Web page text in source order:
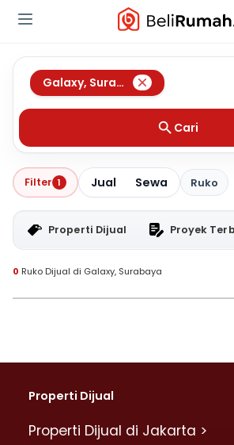
Galaxy, Surabaya
Cari
Filter 1 Jual Sewa Ruko
Properti Dijual Proyek
0 Ruko Dijual di Galaxy, Surabaya
Properti Dijual
Properti Dijual di Jakarta >